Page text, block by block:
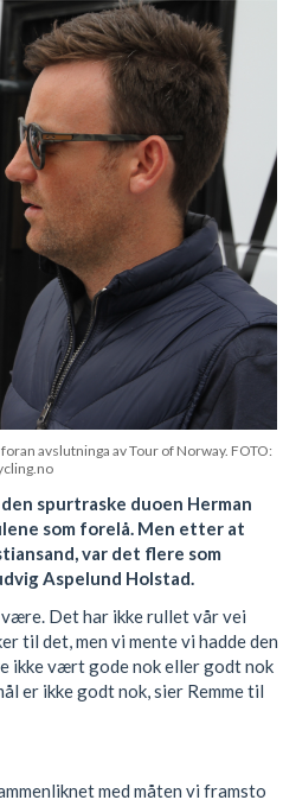
avslutninga av Tour of Norway. FOTO:
spurtraske duoen Herman
som forelå. Men etter at
var det flere som
Aspelund Holstad.
Det har ikke rullet vår vei
til det, men vi mente vi hadde den
ikke vært gode nok eller godt nok
er ikke godt nok, sier Remme til
med måten vi framsto